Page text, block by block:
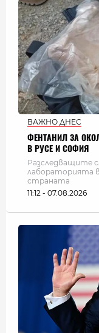
ВАЖНО ДНЕС
ФЕНТАНИЛ ЗА
В РУСЕ И СОФИЯ
Разследващите
лабораторията в
страната
11:12 - 07.08.2026